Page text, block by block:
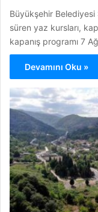
Büyükşehir
süren yaz kursları,
kapanış programı 7
Devamını Oku »